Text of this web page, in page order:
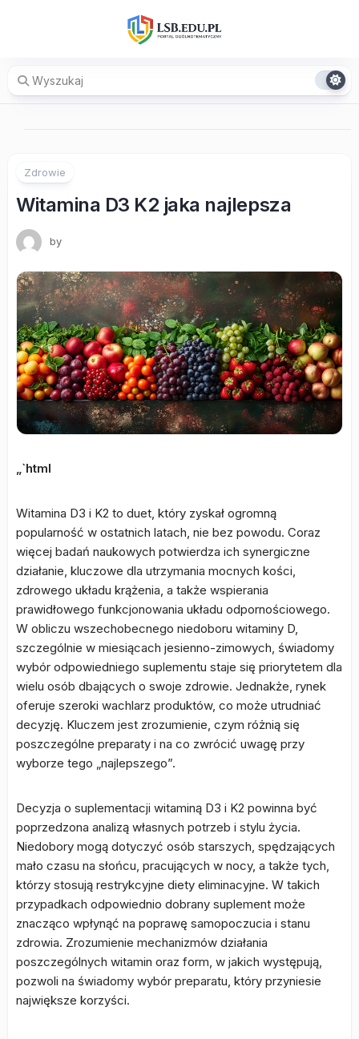
Zdrowie
Witamina D3 K2 jaka najlepsza
by
„`html
Witamina D3 i K2 to duet, który zyskał ogromną
popularność w ostatnich latach, nie bez powodu. Coraz
więcej badań naukowych potwierdza ich synergiczne
działanie, kluczowe dla utrzymania mocnych kości,
zdrowego układu krążenia, a także wspierania
prawidłowego funkcjonowania układu odpornościowego.
W obliczu wszechobecnego niedoboru witaminy D,
szczególnie w miesiącach jesienno-zimowych, świadomy
wybór odpowiedniego suplementu staje się priorytetem dla
wielu osób dbających o swoje zdrowie. Jednakże, rynek
oferuje szeroki wachlarz produktów, co może utrudniać
decyzję. Kluczem jest zrozumienie, czym różnią się
poszczególne preparaty i na co zwrócić uwagę przy
wyborze tego „najlepszego”.
Decyzja o suplementacji witaminą D3 i K2 powinna być
poprzedzona analizą własnych potrzeb i stylu życia.
Niedobory mogą dotyczyć osób starszych, spędzających
mało czasu na słońcu, pracujących w nocy, a także tych,
którzy stosują restrykcyjne diety eliminacyjne. W takich
przypadkach odpowiednio dobrany suplement może
znacząco wpłynąć na poprawę samopoczucia i stanu
zdrowia. Zrozumienie mechanizmów działania
poszczególnych witamin oraz form, w jakich występują,
pozwoli na świadomy wybór preparatu, który przyniesie
największe korzyści.